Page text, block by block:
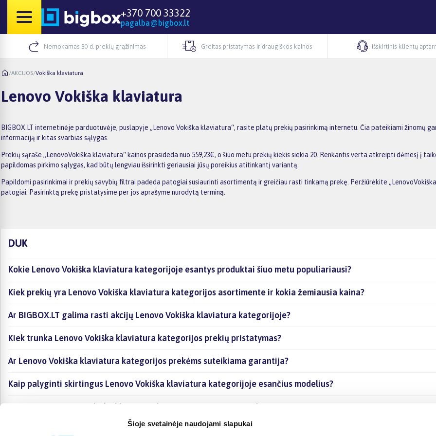
Šioje svetainėje naudojami slapukai
+370 700 33322
pagalba@bigbox.lt
Nemokamas 30 d. prekių grąžinimas Greitas pristatymas ir draugiškos kainos Išskirtinis klientų
/AKCIJOS/Vokiška klaviatura
Lenovo Vokiška klaviatura
BIGBOX.LT internetinėje parduotuvėje, puslapyje „Lenovo Vokiška klaviatura“, rasite platų prekių pasirinkimą internetu. Čia pateikiami žinomų
informaciją ir kitas svarbias sąlygas.
Prekių sąraše „LenovoVokiška klaviatura“ kainos prasideda nuo 559,23€, o šiuo metu prekių kiekis siekia 20. Renkantis verta atkreipti dėmesį į
papildomas pirkimo sąlygas, kad būtų lengviau išsirinkti geriausiai jūsų poreikius atitinkantį variantą.
Papildomi pasirinkimai ir prekių savybių filtrai padeda patogiai susiaurinti asortimentą ir greičiau rasti tinkamą prekę. Peržiūrėkite
patogiai. Pasirinktą prekę pristatysime per jos aprašyme nurodytą terminą.
DUK
Kokie Lenovo Vokiška klaviatura kategorijoje esantys produktai šiuo metu populiariausi?
Kiek prekių yra Lenovo Vokiška klaviatura kategorijos asortimente ir kokia žemiausia kaina?
Ar BIGBOX.LT galima rasti akcijų Lenovo Vokiška klaviatura kategorijoje?
Kiek trunka Lenovo Vokiška klaviatura kategorijos prekių pristatymas?
Ar Lenovo Vokiška klaviatura kategorijos prekėms suteikiama garantija?
Kaip palyginti skirtingus Lenovo Vokiška klaviatura kategorijoje esančius modelius?
Kaip įsigyti Lenovo Vokiška klaviatura kategorijoje esančias prekes internetu?